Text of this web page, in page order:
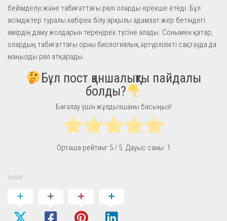
бейімделуі және табиғаттағы рөлі оларды ерекше етеді. Бұл
өсімдіктер туралы көбірек білу арқылы адамзат жер бетіндегі
өмірдің даму жолдарын тереңірек түсіне алады. Сонымен қатар,
олардың табиғаттағы орны биологиялық әртүрлілікті сақтауда да
маңызды рөл атқарады.
Бұл пост қаншалықты пайдалы
болды?
Бағалау үшін жұлдызшаны басыңыз!
Орташа рейтинг 5/ 5. Дауыс саны: 1
SHARE